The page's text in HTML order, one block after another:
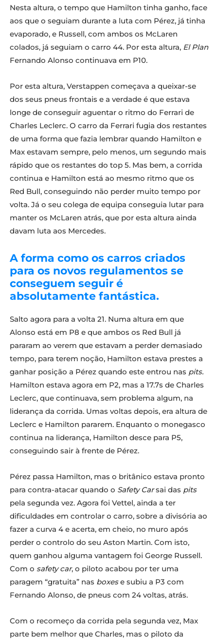
Nesta altura, o tempo que Hamilton tinha ganho, face
aos que o seguiam durante a luta com Pérez, já tinha
evaporado, e Russell, com ambos os McLaren
colados, já seguiam o carro 44. Por esta altura, El Plan
Fernando Alonso continuava em P10.
Por esta altura, Verstappen começava a queixar-se
dos seus pneus frontais e a verdade é que estava
longe de conseguir aguentar o ritmo do Ferrari de
Charles Leclerc. O carro da Ferrari fugia dos restantes
de uma forma que fazia lembrar quando Hamilton e
Max estavam sempre, pelo menos, um segundo mais
rápido que os restantes do top 5. Mas bem, a corrida
continua e Hamilton está ao mesmo ritmo que os
Red Bull, conseguindo não perder muito tempo por
volta. Já o seu colega de equipa conseguia lutar para
manter os McLaren atrás, que por esta altura ainda
davam luta aos Mercedes.
A forma como os carros criados
para os novos regulamentos se
conseguem seguir é
absolutamente fantástica.
Salto agora para a volta 21. Numa altura em que
Alonso está em P8 e que ambos os Red Bull já
pararam ao verem que estavam a perder demasiado
tempo, para terem noção, Hamilton estava prestes a
ganhar posição a Pérez quando este entrou nas pits.
Hamilton estava agora em P2, mas a 17.7s de Charles
Leclerc, que continuava, sem problema algum, na
liderança da corrida. Umas voltas depois, era altura de
Leclerc e Hamilton pararem. Enquanto o monegasco
continua na liderança, Hamilton desce para P5,
conseguindo sair à frente de Pérez.
Pérez passa Hamilton, mas o britânico estava pronto
para contra-atacar quando o Safety Carsai das pits
pela segunda vez. Agora foi Vettel, ainda a ter
dificuldades em controlar o carro, sobre a divisória ao
fazer a curva 4 e acerta, em cheio, no muro após
perder o controlo do seu Aston Martin. Com isto,
quem ganhou alguma vantagem foi George Russell.
Com o safety car, o piloto acabou por ter uma
paragem “gratuita” nas boxese subiu a P3 com
Fernando Alonso, de pneus com 24 voltas, atrás.
Com o recomeço da corrida pela segunda vez, Max
parte bem melhor que Charles, mas o piloto da